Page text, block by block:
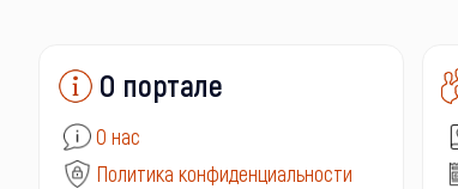
О портале
О нас
Политика конфиденциальности